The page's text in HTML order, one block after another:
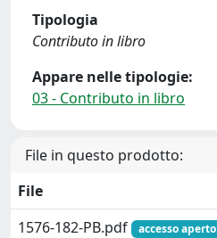
Tipologia
Contributo in libro
Appare nelle tipologie:
03 - Contributo in libro
File in questo prodotto:
File
1576-182-PB.pdf
accesso aperto